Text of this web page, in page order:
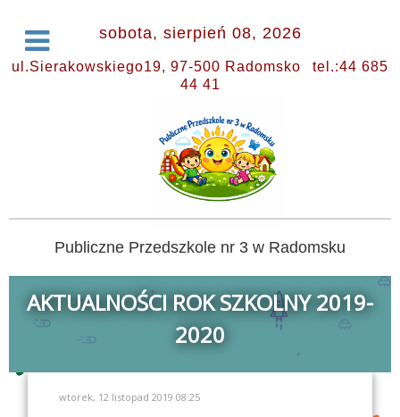
sobota, sierpień 08, 2026
ul.Sierakowskiego19, 97-500 Radomsko
tel.:44 685
44 41
Publiczne Przedszkole nr 3 w Radomsku
AKTUALNOŚCI ROK SZKOLNY 2019-
2020
wtorek, 12 listopad 2019 08:25